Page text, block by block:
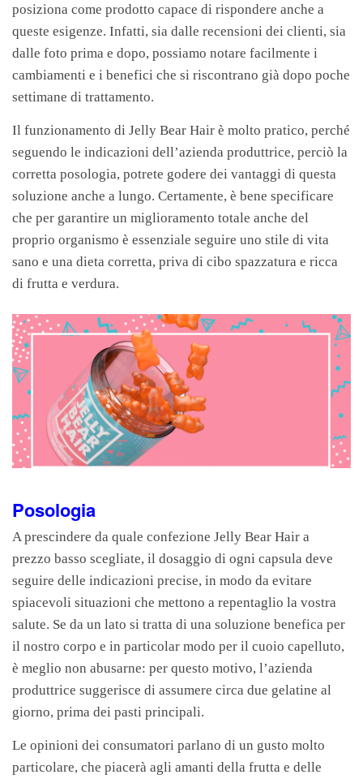
posiziona come prodotto capace di rispondere anche a
queste esigenze. Infatti, sia dalle recensioni dei clienti, sia
dalle foto prima e dopo, possiamo notare facilmente i
cambiamenti e i benefici che si riscontrano già dopo poche
settimane di trattamento.
Il funzionamento di Jelly Bear Hair è molto pratico, perché
seguendo le indicazioni dell’azienda produttrice, perciò la
corretta posologia, potrete godere dei vantaggi di questa
soluzione anche a lungo. Certamente, è bene specificare
che per garantire un miglioramento totale anche del
proprio organismo è essenziale seguire uno stile di vita
sano e una dieta corretta, priva di cibo spazzatura e ricca
di frutta e verdura.
Posologia
A prescindere da quale confezione Jelly Bear Hair a
prezzo basso scegliate, il dosaggio di ogni capsula deve
seguire delle indicazioni precise, in modo da evitare
spiacevoli situazioni che mettono a repentaglio la vostra
salute. Se da un lato si tratta di una soluzione benefica per
il nostro corpo e in particolar modo per il cuoio capelluto,
è meglio non abusarne: per questo motivo, l’azienda
produttrice suggerisce di assumere circa due gelatine al
giorno, prima dei pasti principali.
Le opinioni dei consumatori parlano di un gusto molto
particolare, che piacerà agli amanti della frutta e delle